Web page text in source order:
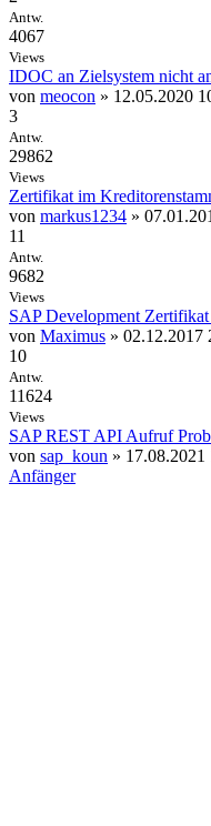
Antw.
4067
Views
IDOC an Zielsystem nicht
von meocon » 12.05.2020
3
Antw.
29862
Views
Zertifikat im
von markus1234 »
11
Antw.
9682
Views
SAP Development
von Maximus » 02.12.2017
10
Antw.
11624
Views
SAP REST API Aufruf
von sap_koun » 17.08.2021
Anfänger